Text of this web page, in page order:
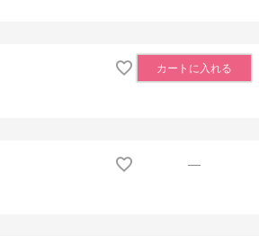
カートに入れる
—